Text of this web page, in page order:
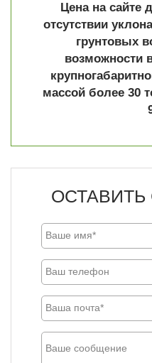
Цена на сайте
отсутствии
грунтовых
возможности
массой более 30